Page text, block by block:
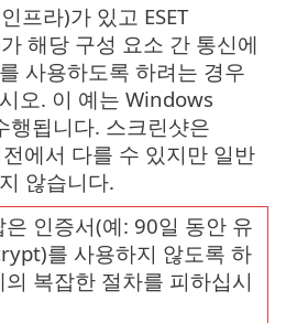
프라)가 있고 ESET
해당 구성 요소 간 통신에
사용하도록 하려는 경우
오. 이 예는 Windows
행됩니다. 스크린샷은
에서 다를 수 있지만 일반
않습니다.
인증서(예: 90일 동안 유
를 사용하지 않도록 하
복잡한 절차를 피하십시